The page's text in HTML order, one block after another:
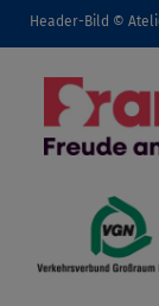
Header-Bild ©